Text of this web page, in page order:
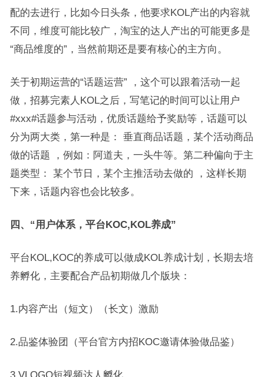
配的去进行，比如今日头条，他要求KOL产出的内容就
不同，维度可能比较广，淘宝的达人产出的可能更多是
“商品维度的”，当然前期还是要有核心的主方向。
关于初期运营的“话题运营” ，这个可以跟着活动一起
做，招募完素人KOL之后，写笔记的时间可以让用户
#xxx#话题参与活动，优质话题给予奖励等，话题可以
分为两大类，第一种是： 垂直商品话题，某个活动商品
做的话题 ，例如：阿道夫，一头牛等。第二种偏向于主
题类型： 某个节日，某个主推活动去做的 ，这样长期
下来，话题内容也会比较多。
四、“用户体系，平台KOC,KOL养成”
平台KOL,KOC的养成可以做成KOL养成计划，长期去培
养孵化，主要配合产品初期做几个版块：
1.内容产出（短文）（长文）激励
2.品鉴体验团（平台官方内招KOC邀请体验做品鉴）
3.VLOGO短视频达人孵化